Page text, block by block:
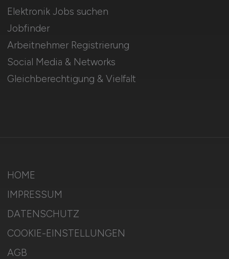
Elektronik Jobs suchen
Jobfinder
Arbeitnehmer Registrierung
Social Media & Networks
Gleichberechtigung & Vielfalt
HOME
IMPRESSUM
DATENSCHUTZ
COOKIE-EINSTELLUNGEN
AGB